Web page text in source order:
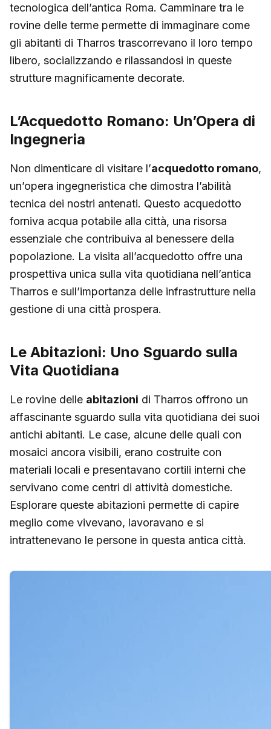
tecnologica dell’antica Roma. Camminare tra le
rovine delle terme permette di immaginare come
gli abitanti di Tharros trascorrevano il loro tempo
libero, socializzando e rilassandosi in queste
strutture magnificamente decorate.
L’Acquedotto Romano: Un’Opera di
Ingegneria
Non dimenticare di visitare l’acquedotto romano,
un’opera ingegneristica che dimostra l’abilità
tecnica dei nostri antenati. Questo acquedotto
forniva acqua potabile alla città, una risorsa
essenziale che contribuiva al benessere della
popolazione. La visita all’acquedotto offre una
prospettiva unica sulla vita quotidiana nell’antica
Tharros e sull’importanza delle infrastrutture nella
gestione di una città prospera.
Le Abitazioni: Uno Sguardo sulla
Vita Quotidiana
Le rovine delle abitazioni di Tharros offrono un
affascinante sguardo sulla vita quotidiana dei suoi
antichi abitanti. Le case, alcune delle quali con
mosaici ancora visibili, erano costruite con
materiali locali e presentavano cortili interni che
servivano come centri di attività domestiche.
Esplorare queste abitazioni permette di capire
meglio come vivevano, lavoravano e si
intrattenevano le persone in questa antica città.